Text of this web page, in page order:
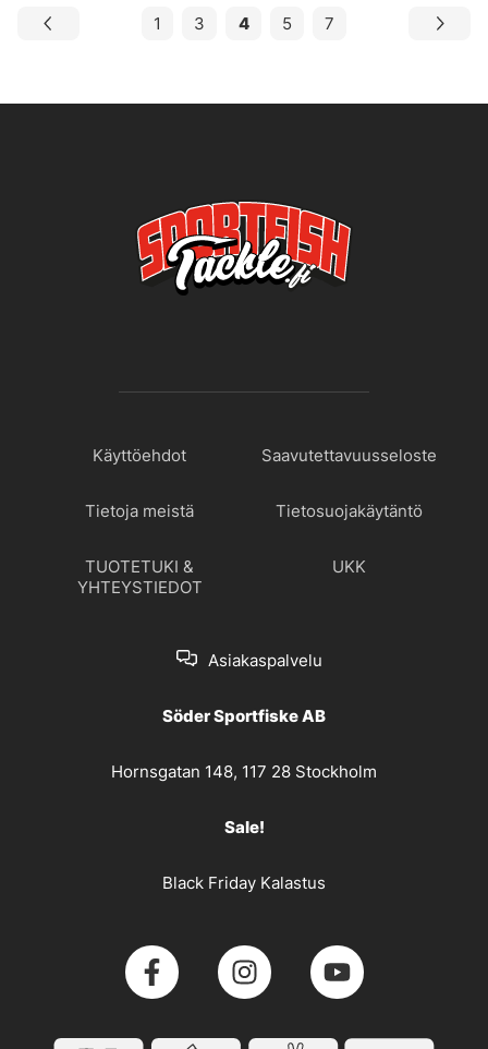
1 3 4 5 7
Käyttöehdot Saavutettavuusseloste
Tietoja meistä Tietosuojakäytäntö
TUOTETUKI &
YHTEYSTIEDOT
UKK
Asiakaspalvelu
Söder Sportfiske AB
Hornsgatan 148, 117 28 Stockholm
Sale!
Black Friday Kalastus